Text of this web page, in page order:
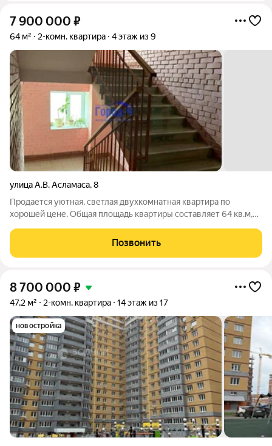
7 900 000 ₽
64 м² 2-комн. квартира 4 этаж из 9
улица А.В. Асламаса,8
Продается уютная, светлая двухкомнатная квартира по
хорошей цене. Общая площадь квартиры составляет 64 кв.м,
семьи. Квартира расположена на 4-м этаже, окна выходят как
на улицу, так и во двор, что
Позвонить
8 700 000 ₽
47,2 м² 2-комн. квартира 14 этаж из 17
новостройка